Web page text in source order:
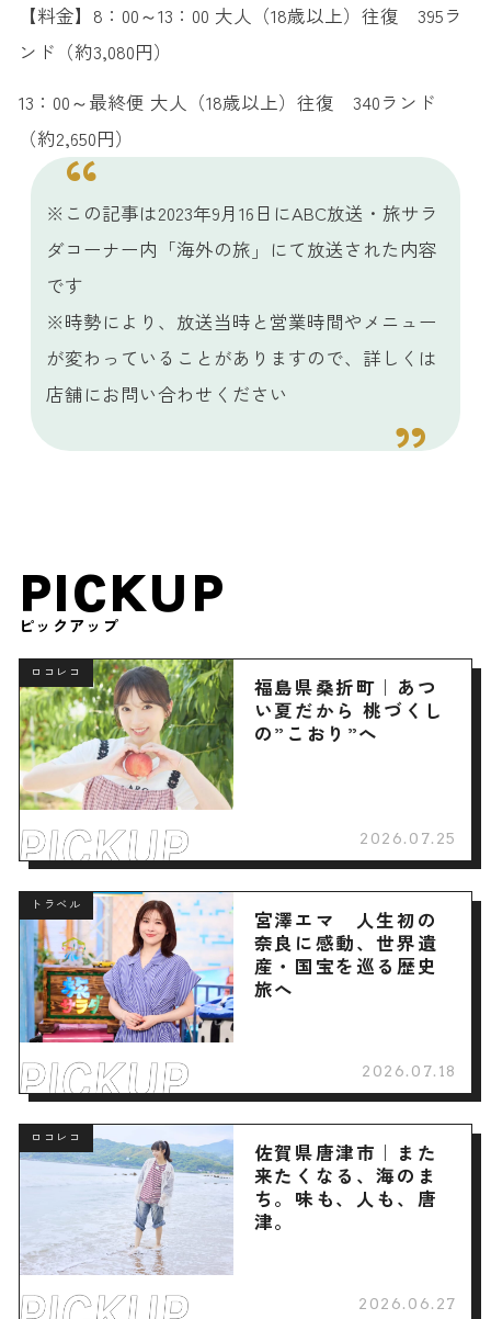
【料金】8：00～13：00 大人（18歳以上）往復 395ラ
ンド（約3,080円）
13：00～最終便 大人（18歳以上）往復 340ランド
（約2,650円）
※この記事は2023年9月16日にABC放送・旅サラ
ダコーナー内「海外の旅」にて放送された内容
です
※時勢により、放送当時と営業時間やメニュー
が変わっていることがありますので、詳しくは
店舗にお問い合わせください
PICKUP
ピックアップ
ロコレコ
福島県桑折町｜あつ
い夏だから 桃づくし
の”こおり”へ
2026.07.25
トラベル
宮澤エマ 人生初の
奈良に感動、世界遺
産・国宝を巡る歴史
旅へ
2026.07.18
ロコレコ
佐賀県唐津市｜また
来たくなる、海のま
ち。味も、人も、唐
津。
2026.06.27